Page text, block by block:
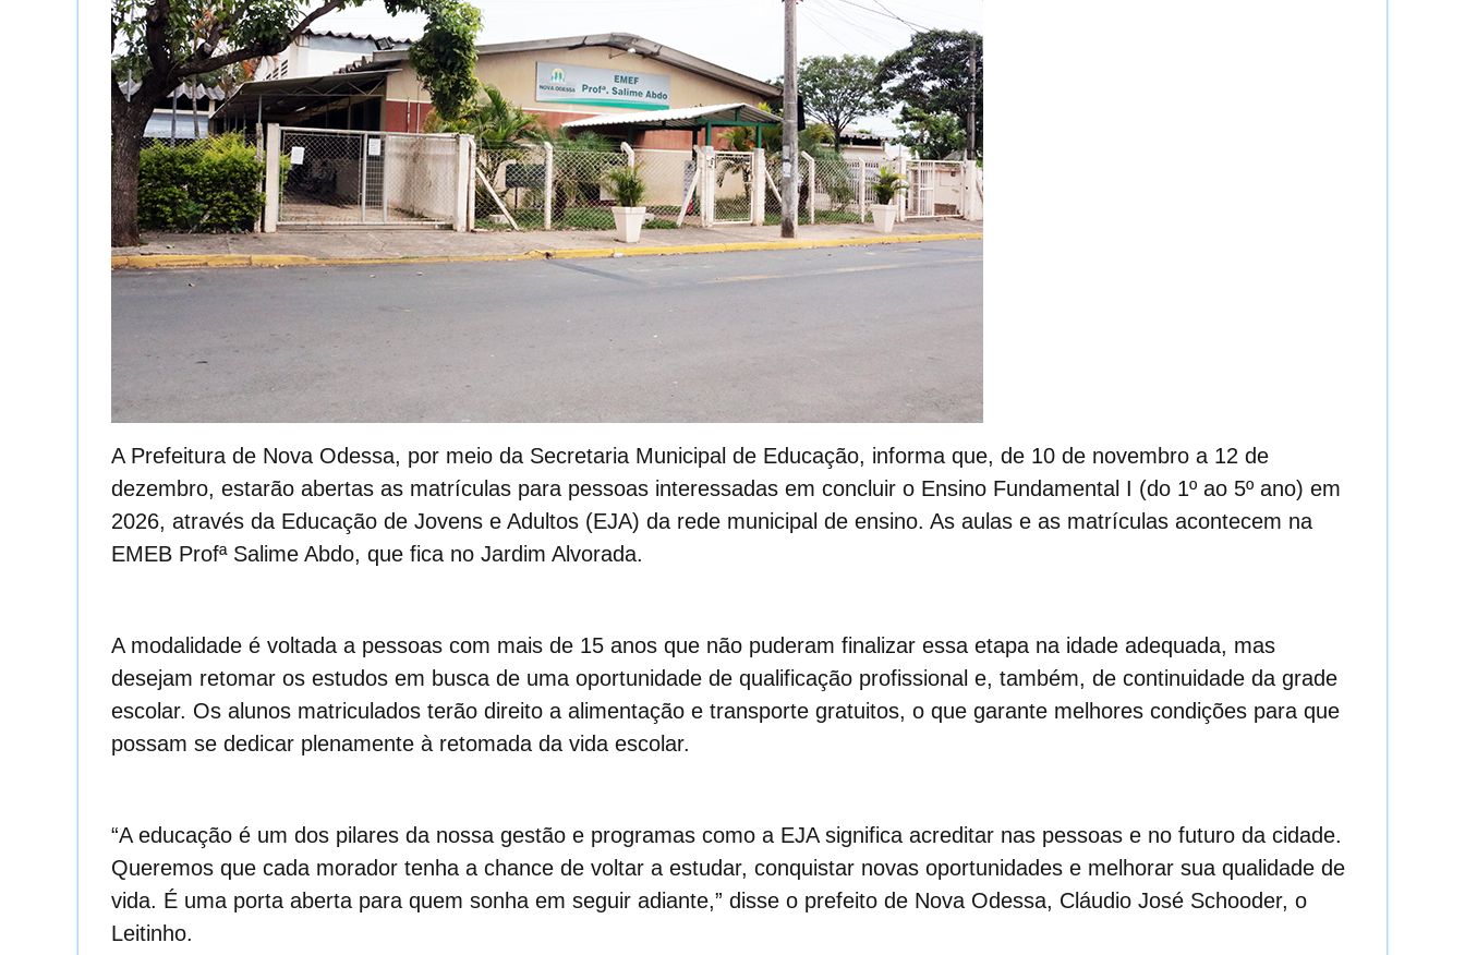
A Prefeitura de Nova Odessa, por meio da Secretaria Municipal de Educação, informa que, de 10 de novembro a 12 de
dezembro, estarão abertas as matrículas para pessoas interessadas em concluir o Ensino Fundamental I (do 1º ao 5º ano) em
2026, através da Educação de Jovens e Adultos (EJA) da rede municipal de ensino. As aulas e as matrículas acontecem na
EMEB Profª Salime Abdo, que fica no Jardim Alvorada.
A modalidade é voltada a pessoas com mais de 15 anos que não puderam finalizar essa etapa na idade adequada, mas
desejam retomar os estudos em busca de uma oportunidade de qualificação profissional e, também, de continuidade da grade
escolar. Os alunos matriculados terão direito a alimentação e transporte gratuitos, o que garante melhores condições para que
possam se dedicar plenamente à retomada da vida escolar.
“A educação é um dos pilares da nossa gestão e programas como a EJA significa acreditar nas pessoas e no futuro da cidade.
Queremos que cada morador tenha a chance de voltar a estudar, conquistar novas oportunidades e melhorar sua qualidade de
vida. É uma porta aberta para quem sonha em seguir adiante,” disse o prefeito de Nova Odessa, Cláudio José Schooder, o
Leitinho.